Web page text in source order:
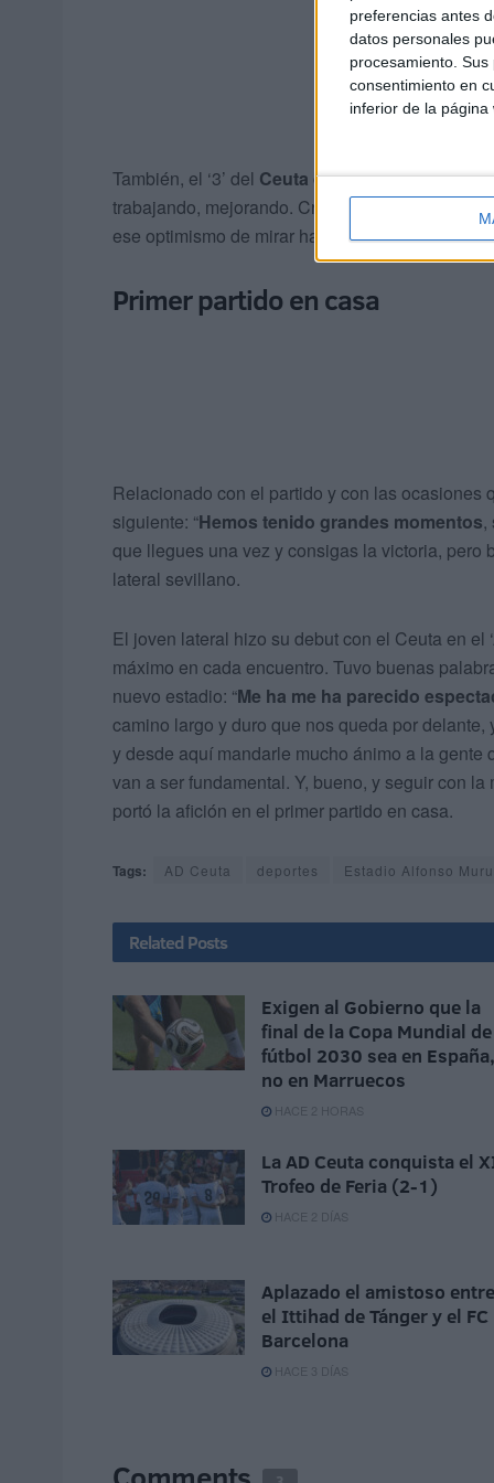
preferencias antes
datos personales
procesamiento.
consentimiento en
inferior de la página
También, el ‘3’ del Ceuta quiso lanzar un
trabajando, mejorando. Creo que el equipo ha
ese optimismo de mirar hacia adelante”.
Primer partido en casa
Relacionado con el partido y con las ocasiones
siguiente: “Hemos tenido grandes momentos,
que llegues una vez y consigas la victoria, pero
lateral sevillano.
El joven lateral hizo su debut con el Ceuta en el
máximo en cada encuentro. Tuvo buenas
nuevo estadio: “Me ha me ha parecido
camino largo y duro que nos queda por
y desde aquí mandarle mucho ánimo a la
van a ser fundamental. Y, bueno, y seguir con
portó la afición en el primer partido en casa.
Tags: AD Ceuta deportes Estadio Alfonso
Related Posts
Exigen al Gobierno que la
final de la Copa Mundial de
fútbol 2030 sea en España,
no en Marruecos
HACE 2 HORAS
La AD Ceuta conquista el
Trofeo de Feria (2-1)
HACE 2 DÍAS
Aplazado el amistoso entre
el Ittihad de Tánger y el FC
Barcelona
HACE 3 DÍAS